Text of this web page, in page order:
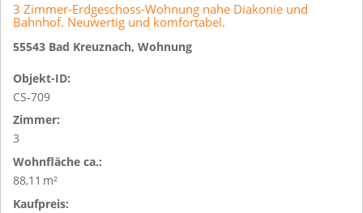
3 Zimmer-Erdgeschoss-Wohnung nahe Diakonie und
Bahnhof. Neuwertig und komfortabel.
55543 Bad Kreuznach, Wohnung
Objekt-ID:
CS-709
Zimmer:
3
Wohnfläche ca.:
88,11 m²
Kaufpreis: